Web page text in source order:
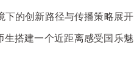
下的创新路径与传播策略展开
搭建一个近距离感受国乐魅